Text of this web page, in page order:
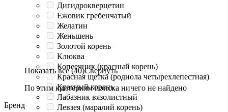
Дигидрокверцетин
Ежовик гребенчатый
Желатин
Женьшень
Золотой корень
Клюква
Копеечник (красный корень)
Красная щетка (родиола четырехлепестная)
Красный корень
Лабазник вязолистный
Левзея (маралий корень)
Показать все (40)Свернуть
По этим критериям поиска ничего не найдено
Бренд